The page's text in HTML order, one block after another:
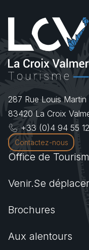
287 Rue Louis Martin
83420 La Croix
+33 (0)4 94 55
Contactez-nous
Office de
Venir.Se
Brochures
Aux alentours